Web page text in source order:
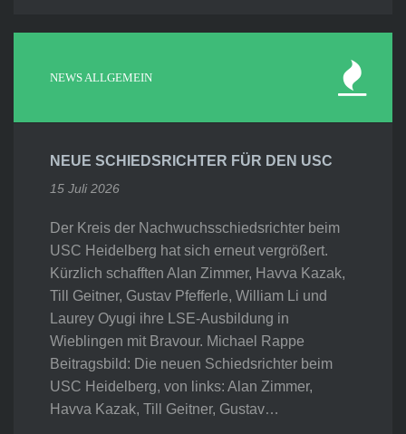
NEWS ALLGEMEIN
NEUE SCHIEDSRICHTER FÜR DEN USC
15 Juli 2026
Der Kreis der Nachwuchsschiedsrichter beim
USC Heidelberg hat sich erneut vergrößert.
Kürzlich schafften Alan Zimmer, Havva Kazak,
Till Geitner, Gustav Pfefferle, William Li und
Laurey Oyugi ihre LSE-Ausbildung in
Wieblingen mit Bravour. Michael Rappe
Beitragsbild: Die neuen Schiedsrichter beim
USC Heidelberg, von links: Alan Zimmer,
Havva Kazak, Till Geitner, Gustav…